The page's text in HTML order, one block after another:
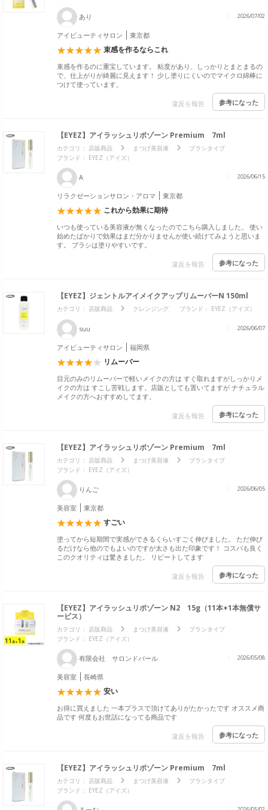
あり 2026/07/02
アイビューティサロン 東京都
束感を作るならこれ
束感を作るのに重宝しています。 粘度があり、しっかりとまとまるの
で、仕上がりが綺麗に見えます！ 少し塗りにくいのでマイクロ綿棒に
つけて使っています。
違反を報告 参考になった
【EYEZ】アイラッシュリポゾーン Premium 7ml
カテゴリ： 店販商品 まつげ美容液
ブラシタイプ
ブランド： EYEZ（アイズ）
A 2026/06/15
リラクゼーションサロン・アロマ 東京都
これから効果に期待
いつも使っている美容液が無くなったのでこちら購入しました。 使い
始めたばかりで効果はまだ分かりませんが使い続けてみようと思いま
す。 ブラシは塗りやすいです。
違反を報告 参考になった
【EYEZ】ジェントルアイメイクアップリムーバーN 150ml
カテゴリ： 店販商品 クレンジング ブランド： EYEZ（アイズ）
suu 2026/06/07
アイビューティサロン 福岡県
リムーバー
目元のみのリムーバーで軽いメイクの方は すぐ取れますがしっかりメ
イクの方は すこし苦戦します。店販としても置いてますが ナチュラル
メイクの方へおすすめしてます。
違反を報告 参考になった
【EYEZ】アイラッシュリポゾーン Premium 7ml
カテゴリ： 店販商品 まつげ美容液
ブラシタイプ
ブランド： EYEZ（アイズ）
りんご 2026/06/05
美容室 東京都
すごい
塗ってから短期間で実感ができるくらいすごく伸びました。 ただ伸び
るだけなら他のでもよいのですが太さも出た印象です！ コスパも良く
このクオリティは驚きました。 リピートしてます
違反を報告 参考になった
【EYEZ】アイラッシュリポゾーン N2 15g（11本+1本無償サ
ービス）
カテゴリ： 店販商品 まつげ美容液
ブラシタイプ
ブランド： EYEZ（アイズ）
有限会社 サロンドパール 2026/05/08
美容室 長崎県
安い
お得に買えました 一本プラスで頂けてありがたかったです オススメ商
品です 何度もお世話になってる商品です
違反を報告 参考になった
【EYEZ】アイラッシュリポゾーン Premium 7ml
カテゴリ： 店販商品 まつげ美容液
ブラシタイプ
ブランド： EYEZ（アイズ）